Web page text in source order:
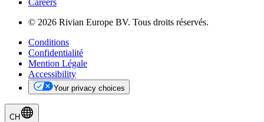
© 2026 Rivian Europe BV. Tous droits réservés.
Conditions
Confidentialité
Mention Légale
Accessibility
Your privacy choices
CH